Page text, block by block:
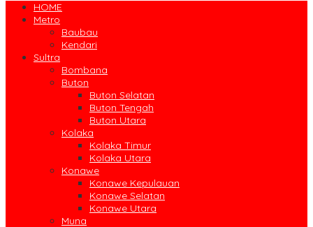
HOME
Metro
Baubau
Kendari
Sultra
Bombana
Buton
Buton Selatan
Buton Tengah
Buton Utara
Kolaka
Kolaka Timur
Kolaka Utara
Konawe
Konawe Kepulauan
Konawe Selatan
Konawe Utara
Muna